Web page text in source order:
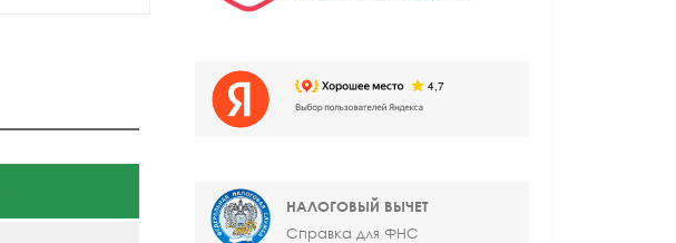
НАЛОГОВЫЙ ВЫЧЕТ
Справка для ФНС